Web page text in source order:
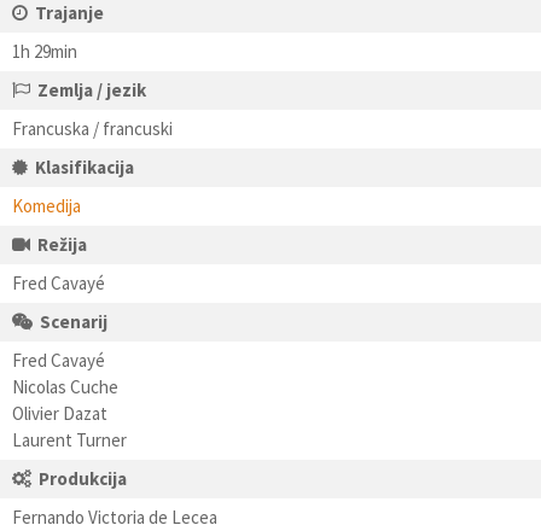
Trajanje
1h 29min
Zemlja / jezik
Francuska / francuski
Klasifikacija
Komedija
Režija
Fred Cavayé
Scenarij
Fred Cavayé
Nicolas Cuche
Olivier Dazat
Laurent Turner
Produkcija
Fernando Victoria de Lecea